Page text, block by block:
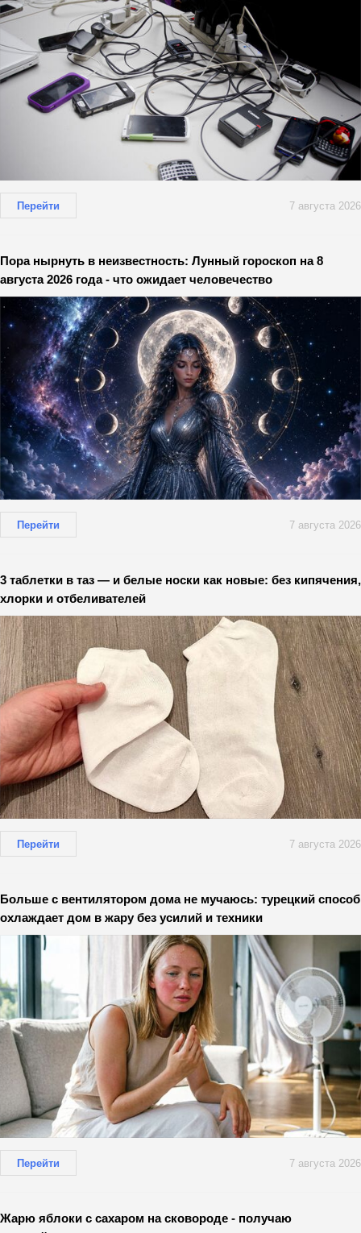
Перейти 7 августа 2026
Пора нырнуть в неизвестность: Лунный гороскоп на 8
августа 2026 года - что ожидает человечество
Перейти 7 августа 2026
3 таблетки в таз — и белые носки как новые: без кипячения,
хлорки и отбеливателей
Перейти 7 августа 2026
Больше с вентилятором дома не мучаюсь: турецкий способ
охлаждает дом в жару без усилий и техники
Перейти 7 августа 2026
Жарю яблоки с сахаром на сковороде - получаю